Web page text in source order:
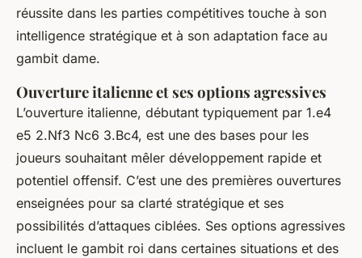
réussite dans les parties compétitives touche à son
intelligence stratégique et à son adaptation face au
gambit dame.
Ouverture italienne et ses options agressives
L’ouverture italienne, débutant typiquement par 1.e4
e5 2.Nf3 Nc6 3.Bc4, est une des bases pour les
joueurs souhaitant mêler développement rapide et
potentiel offensif. C’est une des premières ouvertures
enseignées pour sa clarté stratégique et ses
possibilités d’attaques ciblées. Ses options agressives
incluent le gambit roi dans certaines situations et des